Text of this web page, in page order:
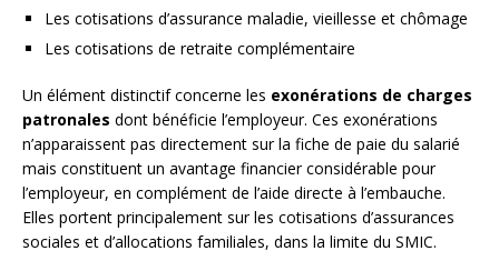
Les cotisations d’assurance maladie, vieillesse et chômage
Les cotisations de retraite complémentaire
Un élément distinctif concerne les exonérations de charges
patronales dont bénéficie l’employeur. Ces exonérations
n’apparaissent pas directement sur la fiche de paie du salarié
mais constituent un avantage financier considérable pour
l’employeur, en complément de l’aide directe à l’embauche.
Elles portent principalement sur les cotisations d’assurances
sociales et d’allocations familiales, dans la limite du SMIC.